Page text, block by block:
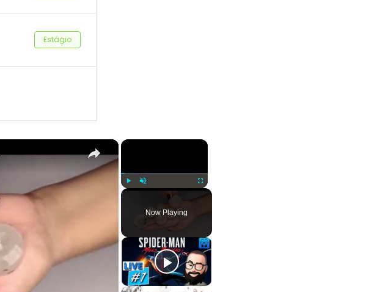
Estágio
×
Fullscreen
Now Playing
×